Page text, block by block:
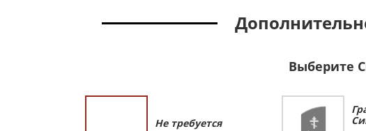
Выберите
Не требуется